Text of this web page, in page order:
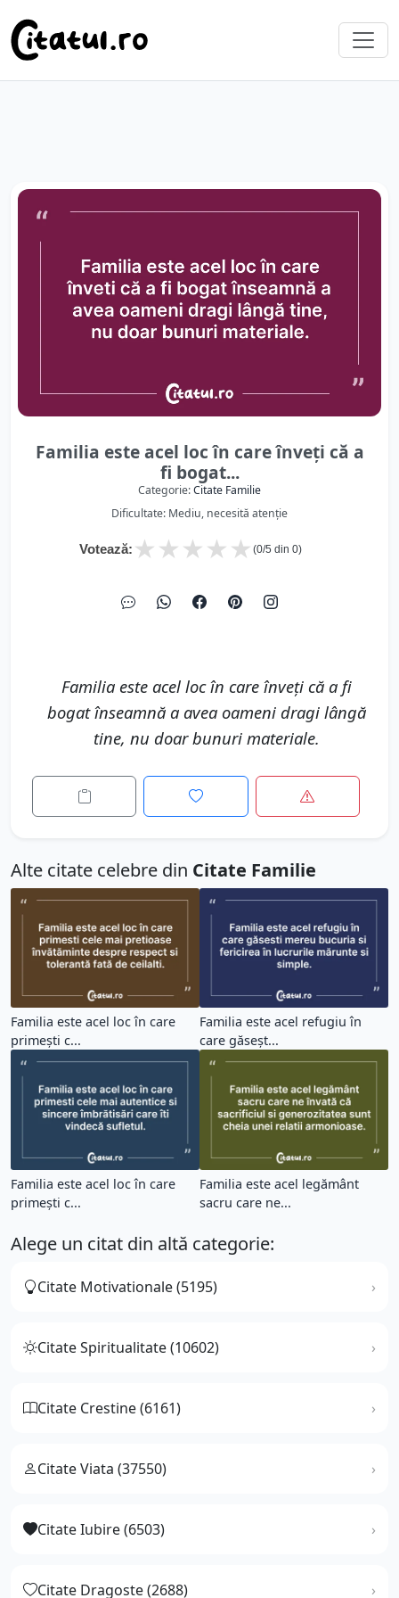
Familia este acel loc în care înveți că a
fi bogat...
Categorie:Citate Familie
Dificultate: Mediu, necesită atenție
Votează: ★
★
★
★
★ (0/5 din 0)
Familia este acel loc în care înveți că a fi
bogat înseamnă a avea oameni dragi lângă
tine, nu doar bunuri materiale.
Alte citate celebre din Citate Familie
Familia este acel loc în care
primești c...
Familia este acel refugiu în
care găseșt...
Familia este acel loc în care
primești c...
Familia este acel legământ
sacru care ne...
Alege un citat din altă categorie:
Citate Motivationale (5195)
Citate Spiritualitate (10602)
Citate Crestine (6161)
Citate Viata (37550)
Citate Iubire (6503)
Citate Dragoste (2688)